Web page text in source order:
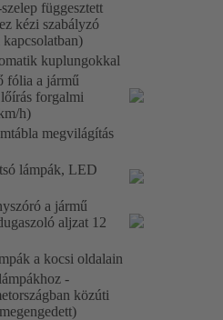
függesztett
kézi szabályzó
kuplungokkal
fólia a jármű
forgalmi
h)
megvilágítás
lámpák, LED
a jármű
aljzat 12
a kocsi oldalain
-
közúti